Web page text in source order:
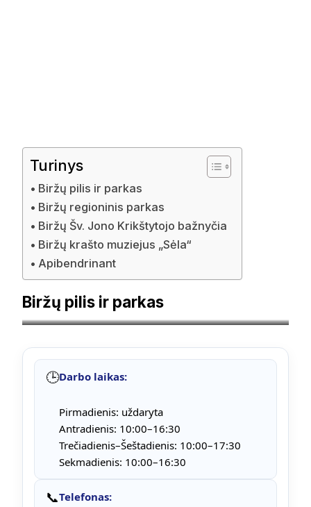
Turinys
Biržų pilis ir parkas
Biržų regioninis parkas
Biržų Šv. Jono Krikštytojo bažnyčia
Biržų krašto muziejus „Sėla“
Apibendrinant
Biržų pilis ir parkas
🕒Darbo laikas:
Pirmadienis: uždaryta
Antradienis: 10:00–16:30
Trečiadienis–Šeštadienis: 10:00–17:30
Sekmadienis: 10:00–16:30
📞Telefonas: